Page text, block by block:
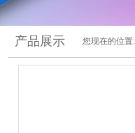
产品展示 您现在的位置: